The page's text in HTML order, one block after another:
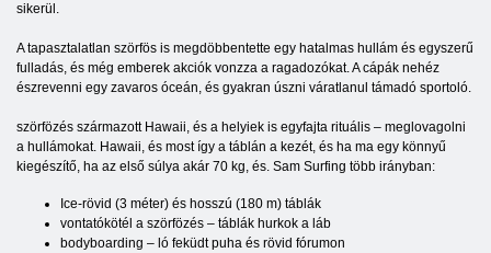
sikerül.
A tapasztalatlan szörfös is megdöbbentette egy hatalmas hullám és egyszerű
fulladás, és még emberek akciók vonzza a ragadozókat. A cápák nehéz
észrevenni egy zavaros óceán, és gyakran úszni váratlanul támadó sportoló.
szörfözés származott Hawaii, és a helyiek is egyfajta rituális – meglovagolni
a hullámokat. Hawaii, és most így a táblán a kezét, és ha ma egy könnyű
kiegészítő, ha az első súlya akár 70 kg, és. Sam Surfing több irányban:
Ice-rövid (3 méter) és hosszú (180 m) táblák
vontatókötél a szörfözés – táblák hurkok a láb
bodyboarding – ló feküdt puha és rövid fórumon